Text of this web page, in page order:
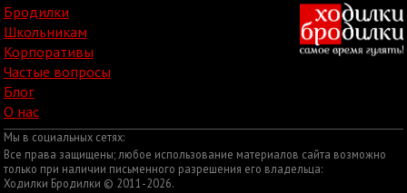
Бродилки
Школьникам
Корпоративы
Частые вопросы
Блог
О нас
Мы в социальных сетях:
Все права защищены; любое использование материалов сайта возможно
только при наличии письменного разрешения его владельца:
Ходилки Бродилки © 2011-2026.